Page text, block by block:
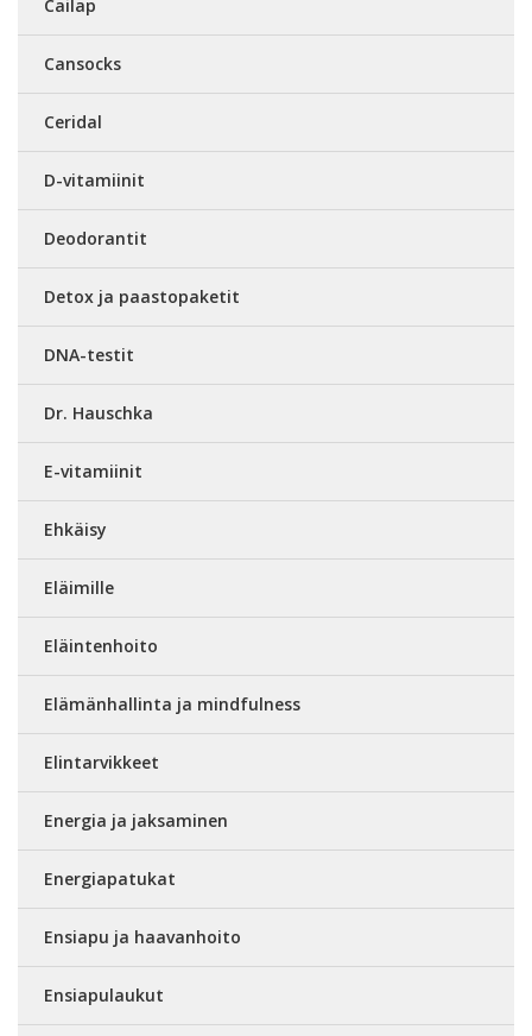
Cailap
Cansocks
Ceridal
D-vitamiinit
Deodorantit
Detox ja paastopaketit
DNA-testit
Dr. Hauschka
E-vitamiinit
Ehkäisy
Eläimille
Eläintenhoito
Elämänhallinta ja mindfulness
Elintarvikkeet
Energia ja jaksaminen
Energiapatukat
Ensiapu ja haavanhoito
Ensiapulaukut